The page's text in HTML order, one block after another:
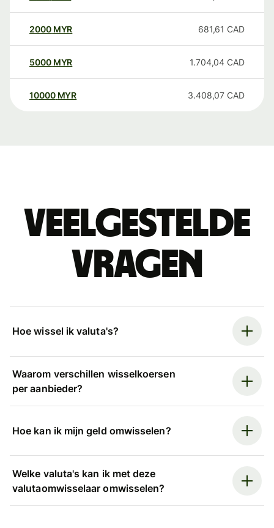
2000 MYR 681,61 CAD
5000 MYR 1.704,04 CAD
10000 MYR 3.408,07 CAD
Veelgestelde
vragen
Hoe wissel ik valuta's?
Waarom verschillen wisselkoersen
per aanbieder?
Hoe kan ik mijn geld omwisselen?
Welke valuta's kan ik met deze
valutaomwisselaar omwisselen?